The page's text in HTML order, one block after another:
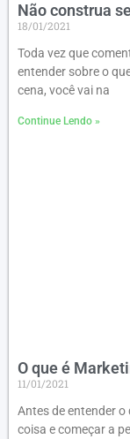
Não construa
18/01/2021
Toda vez que
entender sobre o
cena, você vai na
Continue Lendo »
O que é
11/01/2021
Antes de entender
coisa e começar a